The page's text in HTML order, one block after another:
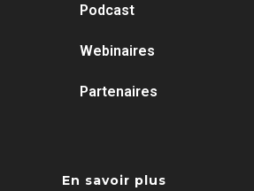
Podcast
Webinaires
Partenaires
En savoir plus